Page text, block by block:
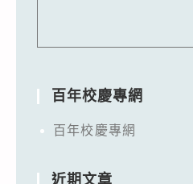
百年校慶專網
百年校慶專網
近期文章